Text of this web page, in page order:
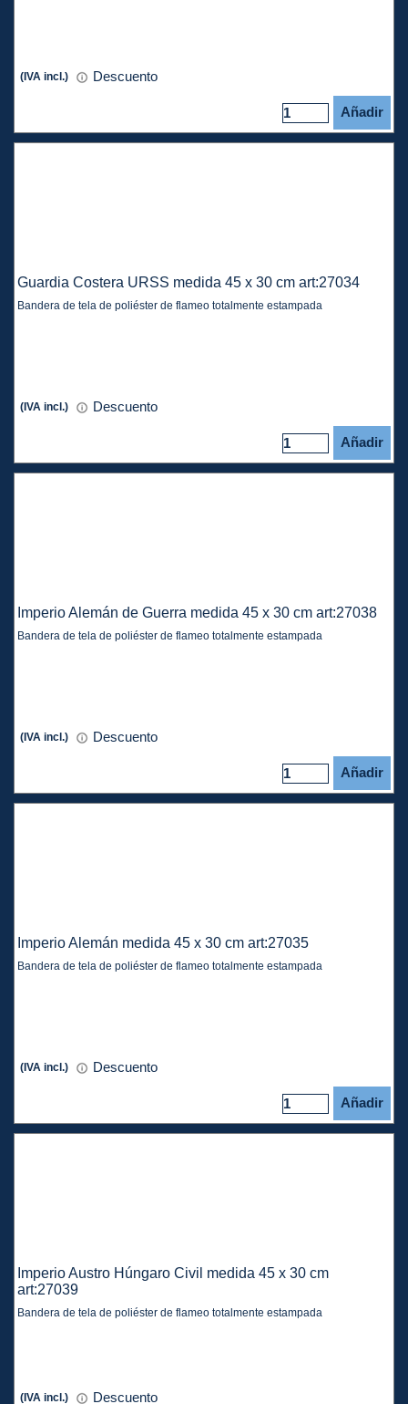
(IVA incl.) Descuento
Añadir
Guardia Costera URSS medida 45 x 30 cm art:27034
Bandera de tela de poliéster de flameo totalmente estampada
(IVA incl.) Descuento
Añadir
Imperio Alemán de Guerra medida 45 x 30 cm art:27038
Bandera de tela de poliéster de flameo totalmente estampada
(IVA incl.) Descuento
Añadir
Imperio Alemán medida 45 x 30 cm art:27035
Bandera de tela de poliéster de flameo totalmente estampada
(IVA incl.) Descuento
Añadir
Imperio Austro Húngaro Civil medida 45 x 30 cm
art:27039
Bandera de tela de poliéster de flameo totalmente estampada
(IVA incl.) Descuento